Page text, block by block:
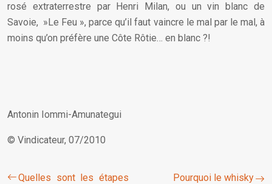
rosé extraterrestre par Henri Milan, ou un vin blanc de
Savoie, »Le Feu », parce qu’il faut vaincre le mal par le mal, à
moins qu’on préfère une Côte Rôtie… en blanc ?!
Antonin Iommi-Amunategui
© Vindicateur, 07/2010
Quelles sont les étapes
Pourquoi le whisky